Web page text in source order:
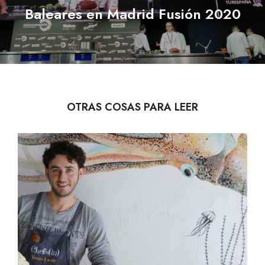
Next
post:
Baleares en Madrid Fusión 2020
OTRAS COSAS PARA LEER